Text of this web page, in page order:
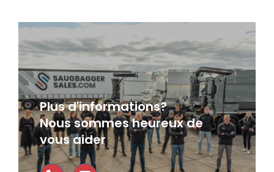
Plus d'informations?
Nous sommes heureux de
vous aider